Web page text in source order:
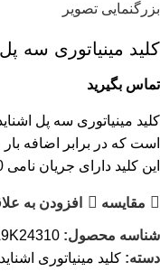
بزرگنمایی تصویر
کلید مينياتوری سه پل 10 آمپر اشنایدر الکتریک
تماس بگیرید
کلید مینیاتوری سه پل
است که در برابر اضافه
این کلید دارای جریان نامی 10 آمپر است.
مقایسه افزودن به
شناسه محصول:
دسته: کلید مينياتوری